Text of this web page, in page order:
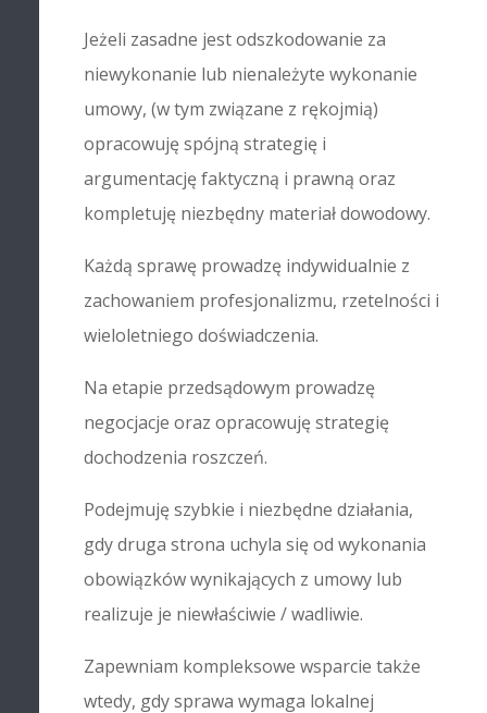
Jeżeli zasadne jest odszkodowanie za
niewykonanie lub nienależyte wykonanie
umowy, (w tym związane z rękojmią)
opracowuję spójną strategię i
argumentację faktyczną i prawną oraz
kompletuję niezbędny materiał dowodowy.
Każdą sprawę prowadzę indywidualnie z
zachowaniem profesjonalizmu, rzetelności i
wieloletniego doświadczenia.
Na etapie przedsądowym prowadzę
negocjacje oraz opracowuję strategię
dochodzenia roszczeń.
Podejmuję szybkie i niezbędne działania,
gdy druga strona uchyla się od wykonania
obowiązków wynikających z umowy lub
realizuje je niewłaściwie / wadliwie.
Zapewniam kompleksowe wsparcie także
wtedy, gdy sprawa wymaga lokalnej